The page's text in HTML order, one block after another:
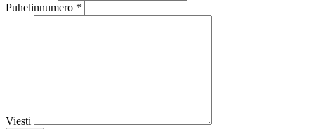
Puhelinnumero *
Viesti